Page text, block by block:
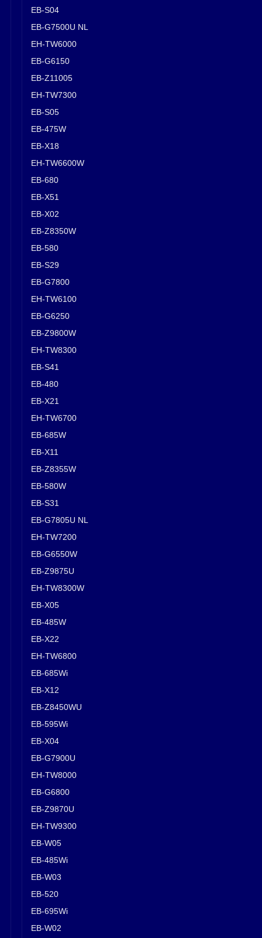
EB-S04
EB-G7500U NL
EH-TW6000
EB-G6150
EB-Z11005
EH-TW7300
EB-S05
EB-475W
EB-X18
EH-TW6600W
EB-680
EB-X51
EB-X02
EB-Z8350W
EB-580
EB-S29
EB-G7800
EH-TW6100
EB-G6250
EB-Z9800W
EH-TW8300
EB-S41
EB-480
EB-X21
EH-TW6700
EB-685W
EB-X11
EB-Z8355W
EB-580W
EB-S31
EB-G7805U NL
EH-TW7200
EB-G6550W
EB-Z9875U
EH-TW8300W
EB-X05
EB-485W
EB-X22
EH-TW6800
EB-685Wi
EB-X12
EB-Z8450WU
EB-595Wi
EB-X04
EB-G7900U
EH-TW8000
EB-G6800
EB-Z9870U
EH-TW9300
EB-W05
EB-485Wi
EB-W03
EB-520
EB-695Wi
EB-W02